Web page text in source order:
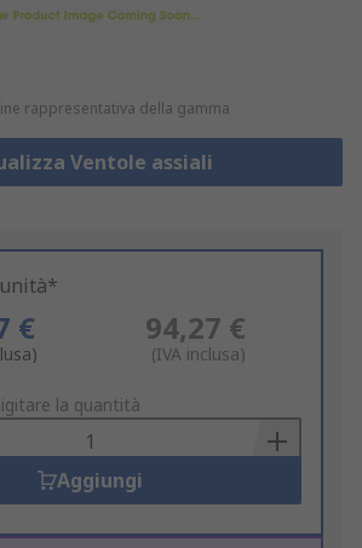
rappresentativa della gamma
Ventole assiali
€ 94,27 €
(IVA inclusa)
la quantità
Aggiungi